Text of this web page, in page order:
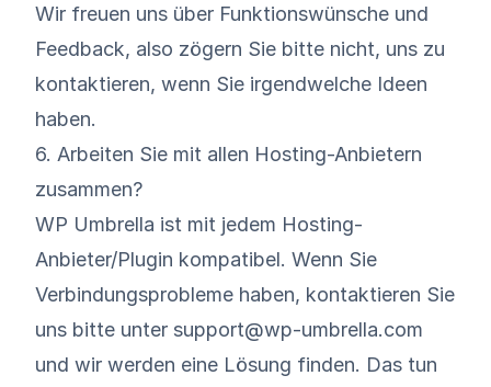
Wir freuen uns über Funktionswünsche und
Feedback, also zögern Sie bitte nicht, uns zu
kontaktieren, wenn Sie irgendwelche Ideen
haben.
6. Arbeiten Sie mit allen Hosting-Anbietern
zusammen?
WP Umbrella ist mit jedem Hosting-
Anbieter/Plugin kompatibel. Wenn Sie
Verbindungsprobleme haben, kontaktieren Sie
uns bitte unter support@wp-umbrella.com
und wir werden eine Lösung finden. Das tun